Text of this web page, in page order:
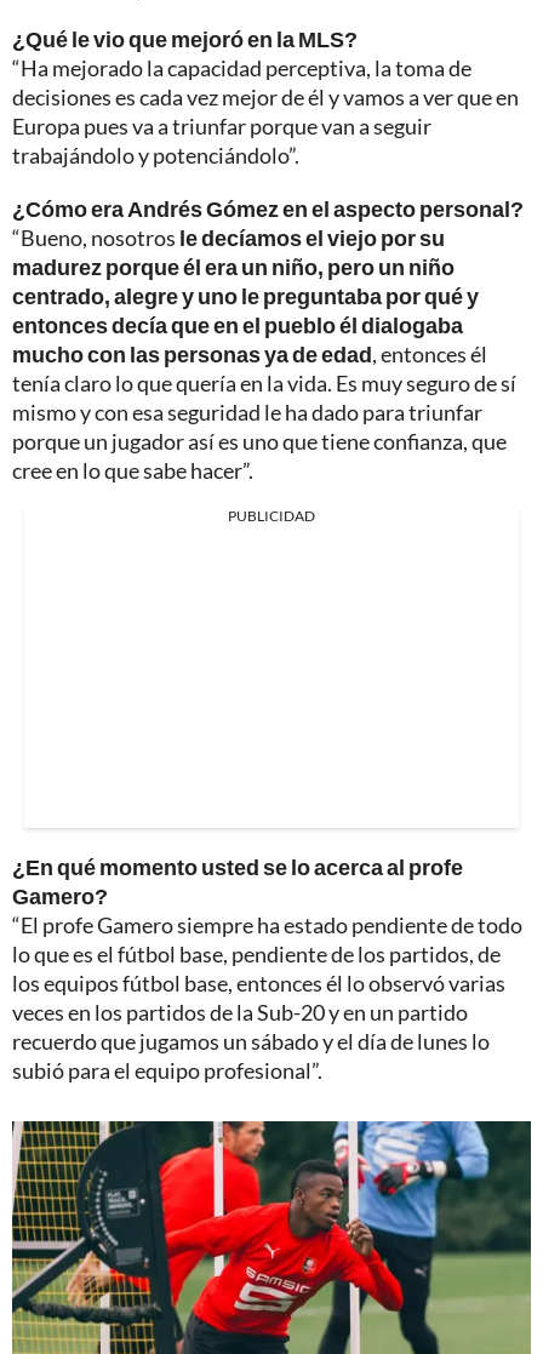
¿Qué le vio que mejoró en la MLS?
“Ha mejorado la capacidad perceptiva, la toma de
decisiones es cada vez mejor de él y vamos a ver que en
Europa pues va a triunfar porque van a seguir
trabajándolo y potenciándolo”.
¿Cómo era Andrés Gómez en el aspecto personal?
“Bueno, nosotros le decíamos el viejo por su
madurez porque él era un niño, pero un niño
centrado, alegre y uno le preguntaba por qué y
entonces decía que en el pueblo él dialogaba
mucho con las personas ya de edad, entonces él
tenía claro lo que quería en la vida. Es muy seguro de sí
mismo y con esa seguridad le ha dado para triunfar
porque un jugador así es uno que tiene confianza, que
cree en lo que sabe hacer”.
PUBLICIDAD
¿En qué momento usted se lo acerca al profe
Gamero?
“El profe Gamero siempre ha estado pendiente de todo
lo que es el fútbol base, pendiente de los partidos, de
los equipos fútbol base, entonces él lo observó varias
veces en los partidos de la Sub-20 y en un partido
recuerdo que jugamos un sábado y el día de lunes lo
subió para el equipo profesional”.